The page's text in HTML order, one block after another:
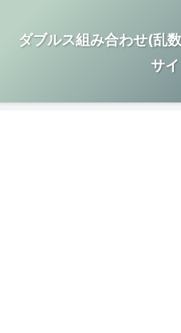
ダブルス組み合わせ(乱
サイ